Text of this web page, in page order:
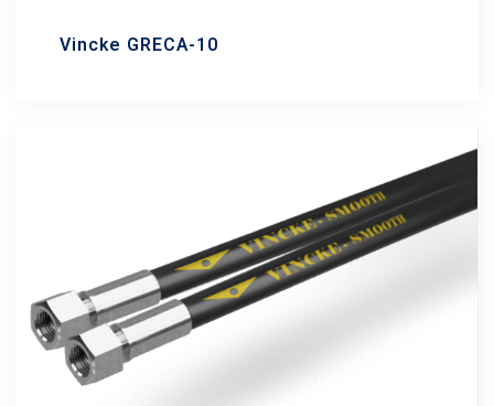
Vincke GRECA-10